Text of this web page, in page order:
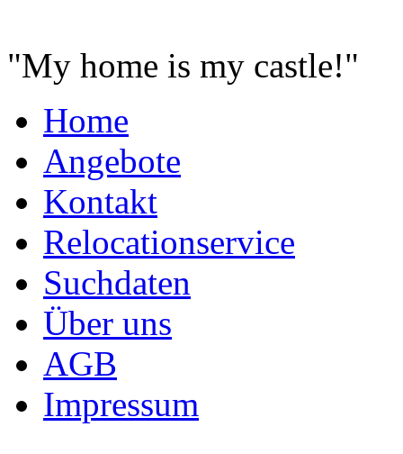
My home is my castle!
Home
Angebote
Kontakt
Relocationservice
Suchdaten
Über uns